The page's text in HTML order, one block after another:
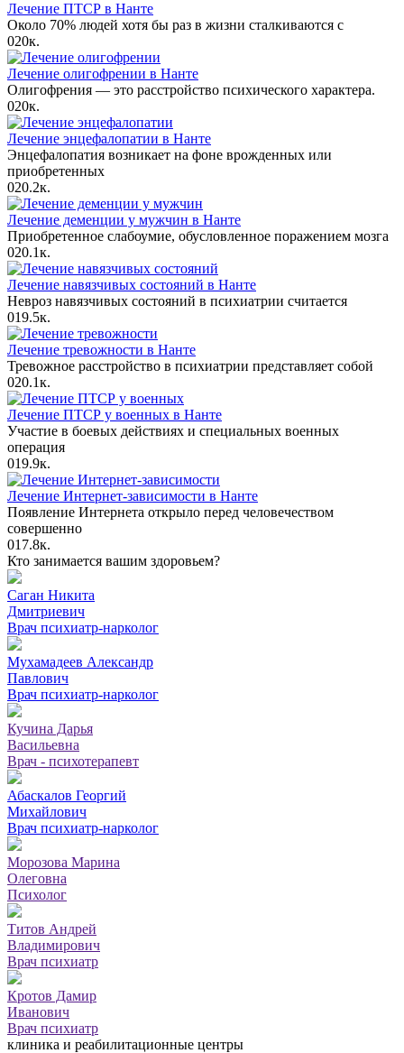
Лечение ПТСР в Нанте
Около 70% людей хотя бы раз в жизни сталкиваются с
020к.
Лечение олигофрении в Нанте
Олигофрения — это расстройство психического характера.
020к.
Лечение энцефалопатии в Нанте
Энцефалопатия возникает на фоне врожденных или
приобретенных
020.2к.
Лечение деменции у мужчин в Нанте
Приобретенное слабоумие, обусловленное поражением мозга
020.1к.
Лечение навязчивых состояний в Нанте
Невроз навязчивых состояний в психиатрии считается
019.5к.
Лечение тревожности в Нанте
Тревожное расстройство в психиатрии представляет собой
020.1к.
Лечение ПТСР у военных в Нанте
Участие в боевых действиях и специальных военных
операция
019.9к.
Лечение Интернет-зависимости в Нанте
Появление Интернета открыло перед человечеством
совершенно
017.8к.
Кто занимается вашим здоровьем?
Саган Никита
Дмитриевич
Врач психиатр-нарколог
Мухамадеев Александр
Павлович
Врач психиатр-нарколог
Кучина Дарья
Васильевна
Врач - психотерапевт
Абаскалов Георгий
Михайлович
Врач психиатр-нарколог
Морозова Марина
Олеговна
Психолог
Титов Андрей
Владимирович
Врач психиатр
Кротов Дамир
Иванович
Врач психиатр
клиника и реабилитационные центры